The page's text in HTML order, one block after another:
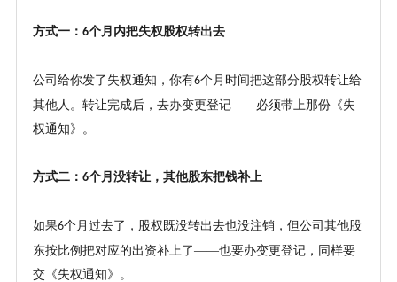
方式一： 6个月内把失权股权转出去
公司给你发了失权通知，你有6个月时间把这部分股权转让给
其他人。转让完成后，去办变更登记——必须带上那份《失
权通知》。
方式二： 6个月没转让，其他股东把钱补上
如果6个月过去了，股权既没转出去也没注销，但公司其他股
东按比例把对应的出资补上了——也要办变更登记，同样要
交《失权通知》。